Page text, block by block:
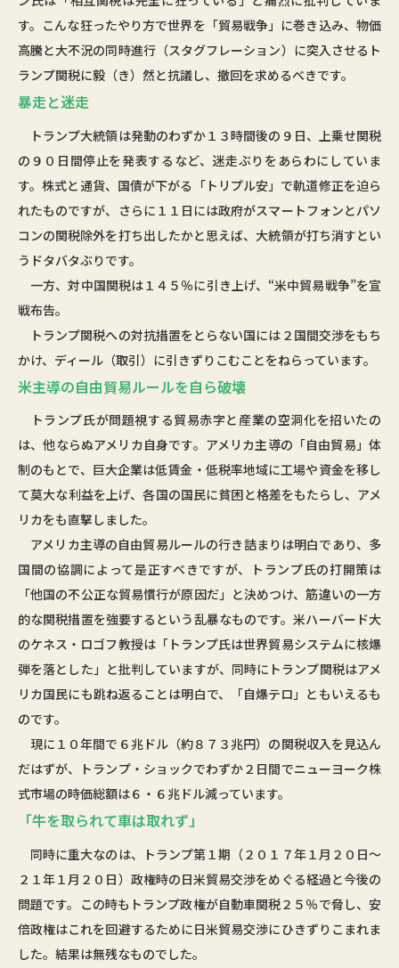
す。こんな狂ったやり方で世界を「貿易戦争」に巻き込み、物価
高騰と大不況の同時進行（スタグフレーション）に突入させるト
ランプ関税に毅（き）然と抗議し、撤回を求めるべきです。
暴走と迷走
トランプ大統領は発動のわずか１３時間後の９日、上乗せ関税
の９０日間停止を発表するなど、迷走ぶりをあらわにしていま
す。株式と通貨、国債が下がる「トリプル安」で軌道修正を迫ら
れたものですが、さらに１１日には政府がスマートフォンとパソ
コンの関税除外を打ち出したかと思えば、大統領が打ち消すとい
うドタバタぶりです。
一方、対中国関税は１４５％に引き上げ、“米中貿易戦争”を宣
戦布告。
トランプ関税への対抗措置をとらない国には２国間交渉をもち
かけ、ディール（取引）に引きずりこむことをねらっています。
米主導の自由貿易ルールを自ら破壊
トランプ氏が問題視する貿易赤字と産業の空洞化を招いたの
は、他ならぬアメリカ自身です。アメリカ主導の「自由貿易」体
制のもとで、巨大企業は低賃金・低税率地域に工場や資金を移し
て莫大な利益を上げ、各国の国民に貧困と格差をもたらし、アメ
リカをも直撃しました。
アメリカ主導の自由貿易ルールの行き詰まりは明白であり、多
国間の協調によって是正すべきですが、トランプ氏の打開策は
「他国の不公正な貿易慣行が原因だ」と決めつけ、筋違いの一方
的な関税措置を強要するという乱暴なものです。米ハーバード大
のケネス・ロゴフ教授は「トランプ氏は世界貿易システムに核爆
弾を落とした」と批判していますが、同時にトランプ関税はアメ
リカ国民にも跳ね返ることは明白で、「自爆テロ」ともいえるも
のです。
現に１０年間で６兆ドル（約８７３兆円）の関税収入を見込ん
だはずが、トランプ・ショックでわずか２日間でニューヨーク株
式市場の時価総額は６・６兆ドル減っています。
「牛を取られて車は取れず」
同時に重大なのは、トランプ第１期（２０１７年１月２０日～
２１年１月２０日）政権時の日米貿易交渉をめぐる経過と今後の
問題です。この時もトランプ政権が自動車関税２５％で脅し、安
倍政権はこれを回避するために日米貿易交渉にひきずりこまれま
した。結果は無残なものでした。